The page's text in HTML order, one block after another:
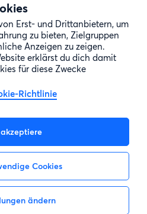
Erst- und Drittanbietern, um
zu bieten, Zielgruppen
Anzeigen zu zeigen.
erklärst du dich damit
für diese Zwecke
Richtlinie
Cookies
ändern